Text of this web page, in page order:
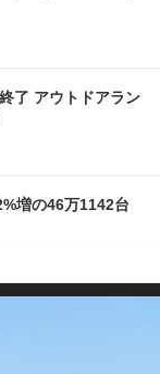
了 アウトドアラン
増の46万1142台